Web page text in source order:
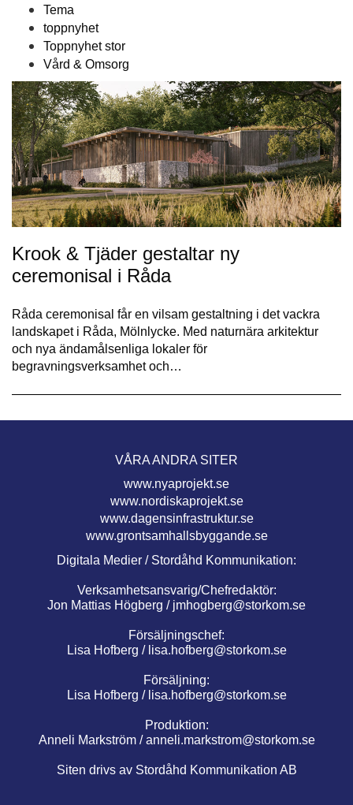
Tema
toppnyhet
Toppnyhet stor
Vård & Omsorg
Krook & Tjäder gestaltar ny
ceremonisal i Råda
Råda ceremonisal får en vilsam gestaltning i det vackra
landskapet i Råda, Mölnlycke. Med naturnära arkitektur
och nya ändamålsenliga lokaler för
begravningsverksamhet och…
VÅRA ANDRA SITER
www.nyaprojekt.se
www.nordiskaprojekt.se
www.dagensinfrastruktur.se
www.grontsamhallsbyggande.se
Digitala Medier / Stordåhd Kommunikation:
Verksamhetsansvarig/Chefredaktör:
Jon Mattias Högberg / jmhogberg@storkom.se
Försäljningschef:
Lisa Hofberg / lisa.hofberg@storkom.se
Försäljning:
Lisa Hofberg / lisa.hofberg@storkom.se
Produktion:
Anneli Markström /anneli.markstrom@storkom.se
Siten drivs av Stordåhd Kommunikation AB